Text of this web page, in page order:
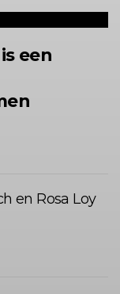
een
en Rosa Loy